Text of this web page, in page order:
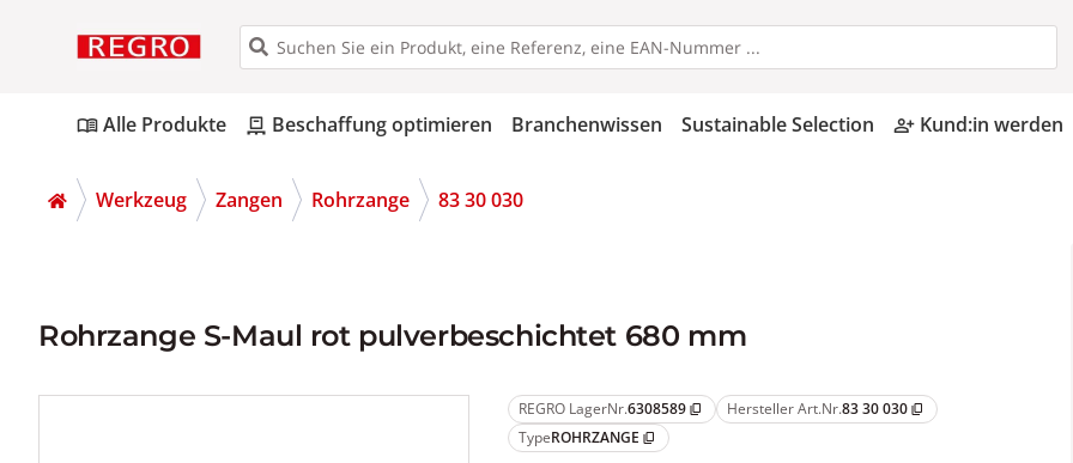
menu_bookAlle Produkte pallet Beschaffung optimieren Branchenwissen Sustainable Selection person_add_alt Kund:in werden
Werkzeug Zangen Rohrzange 83 30 030
Rohrzange S-Maul rot pulverbeschichtet 680 mm
REGRO LagerNr.6308589 content_copy Hersteller Art.Nr.83 30 030 content_copy
TypeROHRZANGE content_copy